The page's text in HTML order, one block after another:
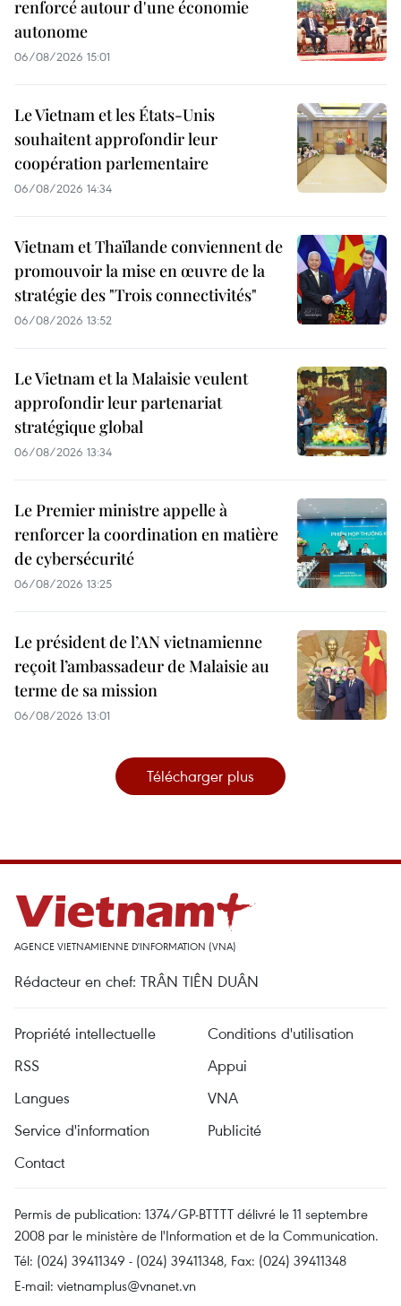
renforcé autour d'une économie
autonome
06/08/2026 15:01
Le Vietnam et les États-Unis
souhaitent approfondir leur
coopération parlementaire
06/08/2026 14:34
Vietnam et Thaïlande conviennent de
promouvoir la mise en œuvre de la
stratégie des "Trois connectivités"
06/08/2026 13:52
Le Vietnam et la Malaisie veulent
approfondir leur partenariat
stratégique global
06/08/2026 13:34
Le Premier ministre appelle à
renforcer la coordination en matière
de cybersécurité
06/08/2026 13:25
Le président de l’AN vietnamienne
reçoit l’ambassadeur de Malaisie au
terme de sa mission
06/08/2026 13:01
Télécharger plus
AGENCE VIETNAMIENNE D'INFORMATION (VNA)
Rédacteur en chef: TRÂN TIÊN DUÂN
Propriété intellectuelle
Conditions d'utilisation
RSS
Appui
Langues
VNA
Service d'information
Publicité
Contact
Permis de publication: 1374/GP-BTTTT délivré le 11 septembre
2008 par le ministère de l'Information et de la Communication.
Tél: (024) 39411349 - (024) 39411348, Fax: (024) 39411348
E-mail: vietnamplus@vnanet.vn